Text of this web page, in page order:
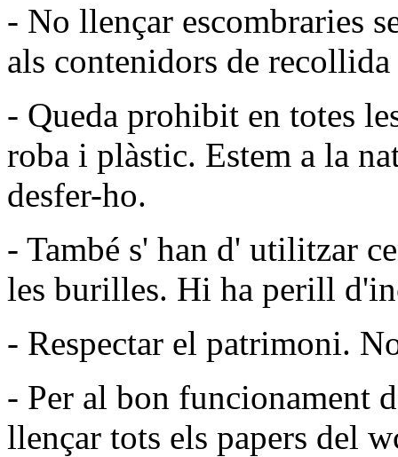
- No llençar escombraries
als contenidors de
- Queda prohibit en totes
roba i plàstic. Estem a la
desfer-ho.
- També s' han d' utilitzar
les burilles. Hi ha perill
- Respectar el patrimoni.
- Per al bon funcionament
llençar tots els papers del